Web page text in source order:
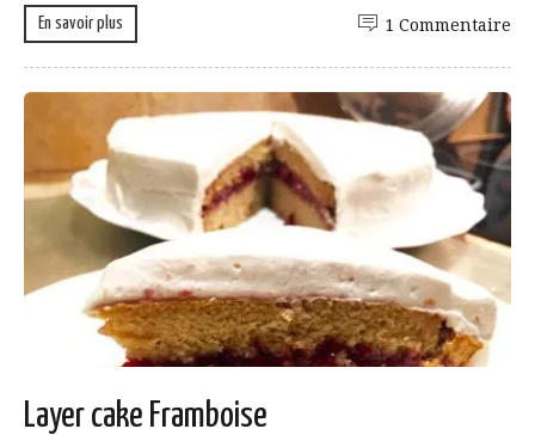
En savoir plus 1 Commentaire
Layer cake Framboise